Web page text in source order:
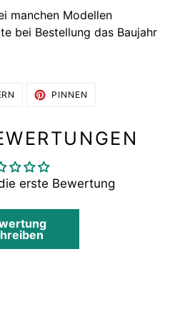
manchen Modellen
bei Bestellung das Baujahr
TWITTER
PINNEN
erste Bewertung